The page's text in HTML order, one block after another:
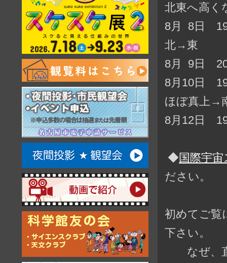
北東へ高く
8月 8日
北→東
8月 9日
8月10日
ほぼ真上→
8月12日
◆国際宇
ださい。
初めてご覧
下さい。
なぜ、直